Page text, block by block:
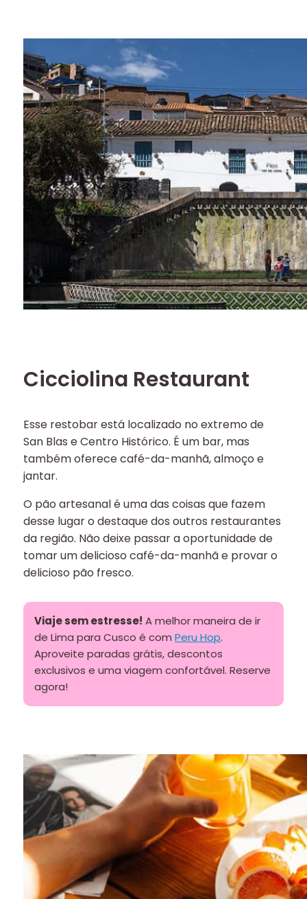
Cicciolina Restaurant
Esse restobar está localizado no extremo de
San Blas e Centro Histórico. É um bar, mas
também oferece café-da-manhã, almoço e
jantar.
O pão artesanal é uma das coisas que fazem
desse lugar o destaque dos outros restaurantes
da região. Não deixe passar a oportunidade de
tomar um delicioso café-da-manhã e provar o
delicioso pão fresco.
Viaje sem estresse! A melhor maneira de ir
de Lima para Cusco é comPeru Hop.
Aproveite paradas grátis, descontos
exclusivos e uma viagem confortável. Reserve
agora!